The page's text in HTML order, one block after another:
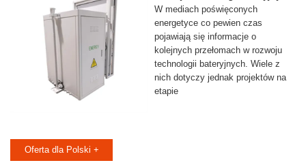
W mediach poświęconych
energetyce co pewien czas
pojawiają się informacje o
kolejnych przełomach w rozwoju
technologii bateryjnych. Wiele z
nich dotyczy jednak projektów na
etapie
Oferta dla Polski +